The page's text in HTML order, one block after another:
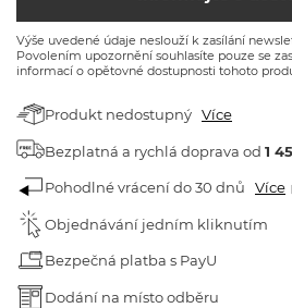
Výše uvedené údaje neslouží k zasílání
Povolením upozornění souhlasíte pouze se
informací o opětovné dostupnosti tohoto
Produkt nedostupný Více
Bezplatná a rychlá doprava od 1
Pohodlné vrácení do 30 dnů Více
Objednávání jedním kliknutím
Bezpečná platba s PayU
Dodání na místo odběru